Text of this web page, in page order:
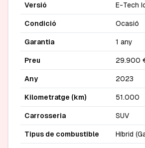
Versió E-Tech
Condició Ocasió
Garantia 1 any
Preu 29.900
Any 2023
Kilometratge (km) 51.000
Carrosseria SUV
Tipus de combustible Híbrid